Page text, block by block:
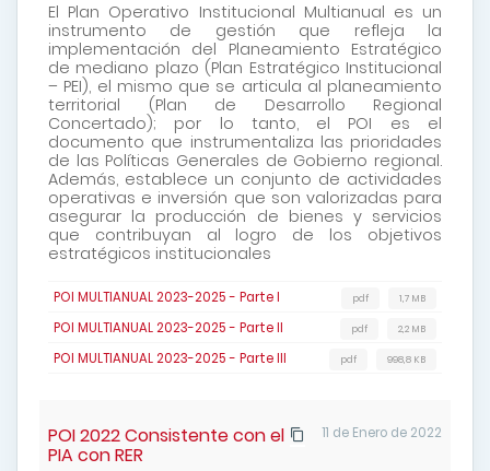
El Plan Operativo Institucional Multianual es un
instrumento de gestión que refleja la
implementación del Planeamiento Estratégico
de mediano plazo (Plan Estratégico Institucional
– PEI), el mismo que se articula al planeamiento
territorial (Plan de Desarrollo Regional
Concertado); por lo tanto, el POI es el
documento que instrumentaliza las prioridades
de las Políticas Generales de Gobierno regional.
Además, establece un conjunto de actividades
operativas e inversión que son valorizadas para
asegurar la producción de bienes y servicios
que contribuyan al logro de los objetivos
estratégicos institucionales
POI MULTIANUAL 2023-2025 - Parte I 1,7 MB
pdf
POI MULTIANUAL 2023-2025 - Parte II 2,2 MB
pdf
POI MULTIANUAL 2023-2025 - Parte III 998,8 KB
pdf
11 de Enero de 2022
POI 2022 Consistente con el
PIA con RER